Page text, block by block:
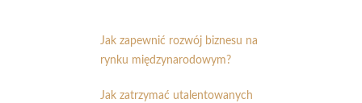
Jak zapewnić rozwój biznesu na
rynku międzynarodowym?
Jak zatrzymać utalentowanych